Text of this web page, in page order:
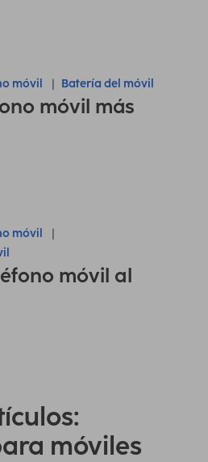
móvil Batería del móvil
móvil más
móvil
móvil al
móviles